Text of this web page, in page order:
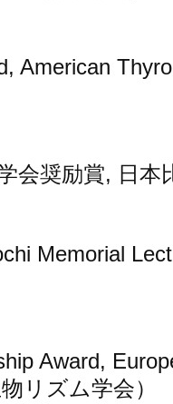
American
会奨励賞, 日本
Memorial
Award,
リズム学会）